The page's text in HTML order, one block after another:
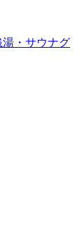
湯・サウナグ